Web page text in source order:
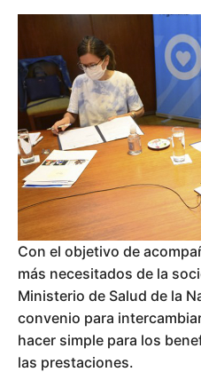
Con el objetivo de
más necesitados de la
Ministerio de Salud de la
convenio para
hacer simple para los
las prestaciones.